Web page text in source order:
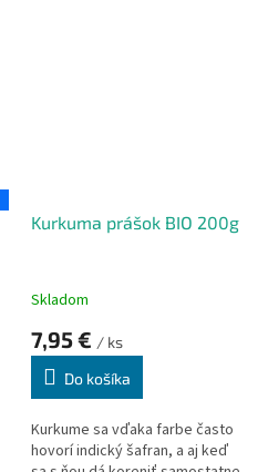
Kurkuma prášok BIO 200g
Skladom
7,95 € / ks
Do košíka
Kurkume sa vďaka farbe často
hovorí indický šafran, a aj keď